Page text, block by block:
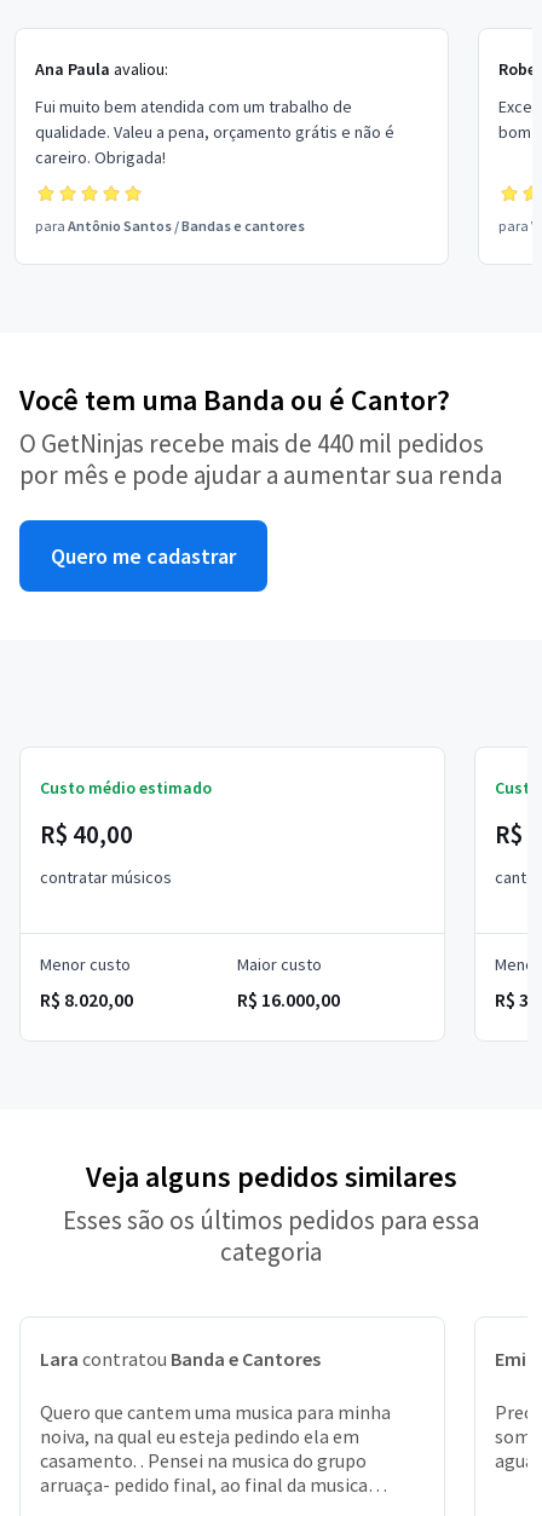
Ana Paula avaliou:
Fui muito bem atendida com um trabalho de
qualidade. Valeu a pena, orçamento grátis e não é
careiro. Obrigada!
para Antônio Santos /Bandas e cantores
bom
para
Você tem uma Banda ou é Cantor?
O GetNinjas recebe mais de 440 mil pedidos
por mês e pode ajudar a aumentar sua renda
Quero me cadastrar
Custo médio estimado
R$ 40,00
contratar músicos
Menor custo
R$ 8.020,00
Maior custo
R$ 16.000,00
R$
R$
Veja alguns pedidos similares
Esses são os últimos pedidos para essa
categoria
Lara contratou Banda e Cantores
Quero que cantem uma musica para minha
noiva, na qual eu esteja pedindo ela em
casamento. . Pensei na musica do grupo
arruaça- pedido final, ao final da musica